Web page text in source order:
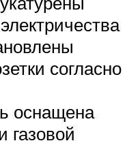
согласно
оснащена
газовой